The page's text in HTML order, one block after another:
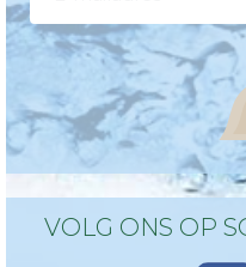
VOLG ONS OP